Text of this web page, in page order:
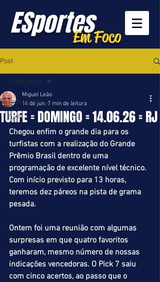
ESportesEm Foco
Post
Todos posts
Turfe
Todos posts
TURFE = DOMINGO = 14.06.26 = RJ
Miguel Leão
14 de jun. 7 min de leitura
Chegou enfim o grande dia para os
turfistas com a realização do Grande
Prêmio Brasil dentro de uma
programação de excelente nível técnico.
Com início previsto para 13 horas,
teremos dez páreos na pista de grama
pesada.
Ontem foi uma reunião com algumas
surpresas em que quatro favoritos
ganharam, mesmo número de nossas
indicações vencedoras. O Pick 7 saiu
com cinco acertos, ao passo que o